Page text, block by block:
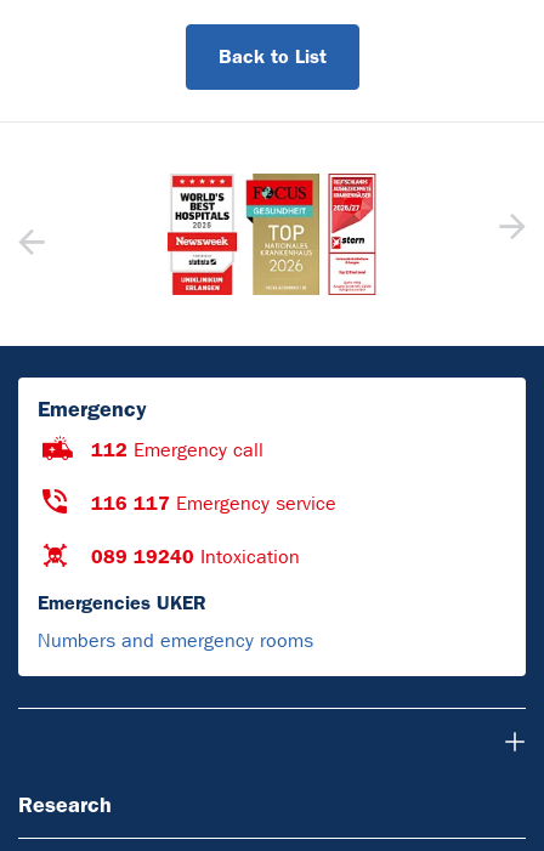
Back to List
Emergency
112 Emergency call
116 117 Emergency service
089 19240 Intoxication
Emergencies UKER
Numbers and emergency rooms
Research